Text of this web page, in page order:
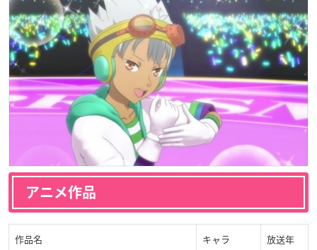
アニメ作品
作品名 キャラ 放送年